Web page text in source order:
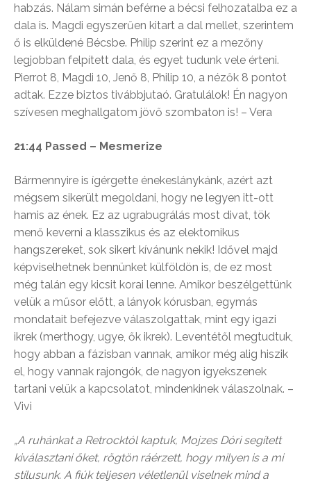
habzás. Nálam simán beférne a bécsi felhozatalba ez a
dala is. Magdi egyszerűen kitart a dal mellet, szerintem
ő is elküldené Bécsbe. Philip szerint ez a mezőny
legjobban felpített dala, és egyet tudunk vele érteni.
Pierrot 8, Magdi 10, Jenő 8, Philip 10, a nézők 8 pontot
adtak. Ezze biztos tivábbjutaó. Gratulálok! Én nagyon
szívesen meghallgatom jövő szombaton is! – Vera
21:44 Passed – Mesmerize
Bármennyire is ígérgette énekeslánykánk, azért azt
mégsem sikerült megoldani, hogy ne legyen itt-ott
hamis az ének. Ez az ugrabugrálás most divat, tök
menő keverni a klasszikus és az elektornikus
hangszereket, sok sikert kívánunk nekik! Idővel majd
képviselhetnek bennünket külföldön is, de ez most
még talán egy kicsit korai lenne. Amikor beszélgettünk
velük a műsor előtt, a lányok kórusban, egymás
mondatait befejezve válaszolgattak, mint egy igazi
ikrek (merthogy, ugye, ők ikrek). Leventétől megtudtuk,
hogy abban a fázisban vannak, amikor még alig hiszik
el, hogy vannak rajongók, de nagyon igyekszenek
tartani velük a kapcsolatot, mindenkinek válaszolnak. –
Vivi
„A ruhánkat a Retrocktól kaptuk, Mojzes Dóri segített
kiválasztani őket, rögtön ráérzett, hogy milyen is a mi
stílusunk. A fiúk teljesen véletlenül viselnek mind a